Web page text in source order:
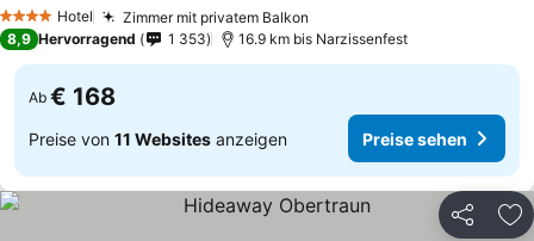
4 Sterne Hotel Zimmer mit privatem Balkon
8,9 Hervorragend 1 353 16.9 km bis Narzissenfest
Ab € 168
Preise von 11 Websites anzeigen Preise sehen
Teilen